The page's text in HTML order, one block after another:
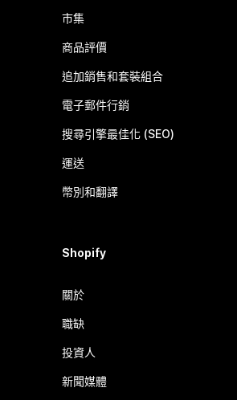
市集
商品評價
追加銷售和套裝組合
電子郵件行銷
搜尋引擎最佳化 (SEO)
運送
幣別和翻譯
Shopify
關於
職缺
投資人
新聞媒體